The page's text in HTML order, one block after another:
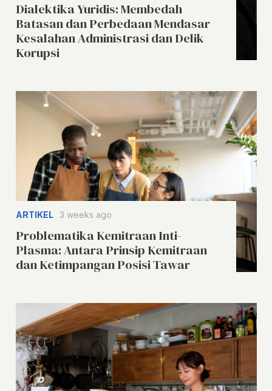
Dialektika Yuridis: Membedah
Batasan dan Perbedaan Mendasar
Kesalahan Administrasi dan Delik
Korupsi
ARTIKEL 3 weeks ago
Problematika Kemitraan Inti-
Plasma: Antara Prinsip Kemitraan
dan Ketimpangan Posisi Tawar